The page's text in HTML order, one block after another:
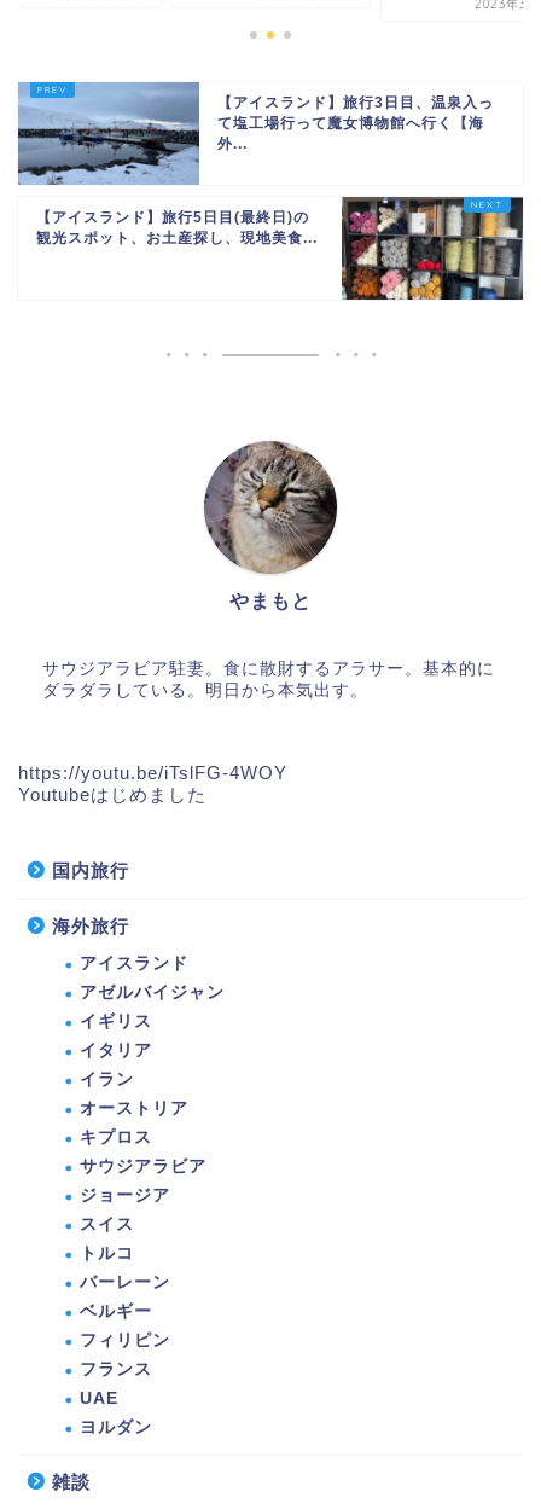
【アイスランド】旅行3日目、温泉入っ
て塩工場行って魔女博物館へ行く【海
外...
【アイスランド】旅行5日目(最終日)の
観光スポット、お土産探し、現地美食...
やまもと
サウジアラビア駐妻。食に散財するアラサー。基本的に
ダラダラしている。明日から本気出す。
https://youtu.be/iTslFG-4WOY
Youtubeはじめました
国内旅行
海外旅行
アイスランド
アゼルバイジャン
イギリス
イタリア
イラン
オーストリア
キプロス
サウジアラビア
ジョージア
スイス
トルコ
バーレーン
ベルギー
フィリピン
フランス
UAE
ヨルダン
雑談